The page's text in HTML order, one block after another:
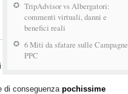
TripAdvisor vs Albergatori:
commenti virtuali, danni e
benefici reali
6 Miti da sfatare sulle Campagne
PPC
di conseguenzapochissime